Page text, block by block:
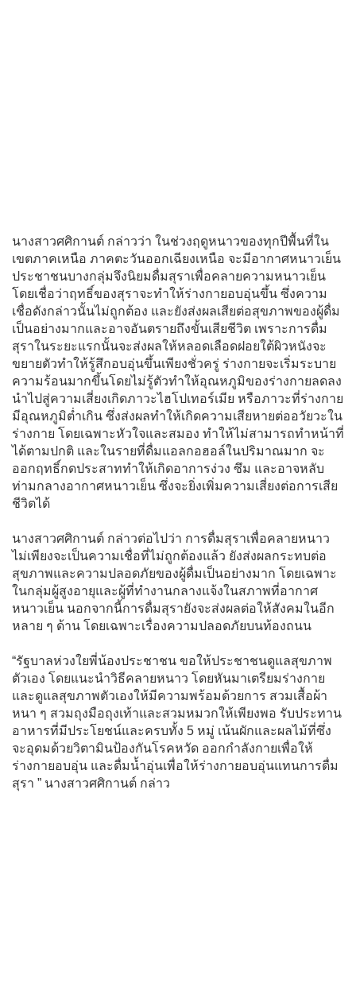
นางสาวศศิกานต์ กล่าวว่า ในช่วงฤดูหนาวของทุกปีพื้นที่ใน
เขตภาคเหนือ ภาคตะวันออกเฉียงเหนือ จะมีอากาศหนาวเย็น
ประชาชนบางกลุ่มจึงนิยมดื่มสุราเพื่อคลายความหนาวเย็น
โดยเชื่อว่าฤทธิ์ของสุราจะทำให้ร่างกายอบอุ่นขึ้น ซึ่งความ
เชื่อดังกล่าวนั้นไม่ถูกต้อง และยังส่งผลเสียต่อสุขภาพของผู้ดื่ม
เป็นอย่างมากและอาจอันตรายถึงขั้นเสียชีวิต เพราะการดื่ม
สุราในระยะแรกนั้นจะส่งผลให้หลอดเลือดฝอยใต้ผิวหนังจะ
ขยายตัวทำให้รู้สึกอบอุ่นขึ้นเพียงชั่วครู่ ร่างกายจะเริ่มระบาย
ความร้อนมากขึ้นโดยไม่รู้ตัวทำให้อุณหภูมิของร่างกายลดลง
นำไปสู่ความเสี่ยงเกิดภาวะไฮโปเทอร์เมีย หรือภาวะที่ร่างกาย
มีอุณหภูมิต่ำเกิน ซึ่งส่งผลทำให้เกิดความเสียหายต่ออวัยวะใน
ร่างกาย โดยเฉพาะหัวใจและสมอง ทำให้ไม่สามารถทำหน้าที่
ได้ตามปกติ และในรายที่ดื่มแอลกอฮอล์ในปริมาณมาก จะ
ออกฤทธิ์กดประสาททำให้เกิดอาการง่วง ซึม และอาจหลับ
ท่ามกลางอากาศหนาวเย็น ซึ่งจะยิ่งเพิ่มความเสี่ยงต่อการเสีย
ชีวิตได้
นางสาวศศิกานต์ กล่าวต่อไปว่า การดื่มสุราเพื่อคลายหนาว
ไม่เพียงจะเป็นความเชื่อที่ไม่ถูกต้องแล้ว ยังส่งผลกระทบต่อ
สุขภาพและความปลอดภัยของผู้ดื่มเป็นอย่างมาก โดยเฉพาะ
ในกลุ่มผู้สูงอายุและผู้ที่ทำงานกลางแจ้งในสภาพที่อากาศ
หนาวเย็น นอกจากนี้การดื่มสุรายังจะส่งผลต่อให้สังคมในอีก
หลาย ๆ ด้าน โดยเฉพาะเรื่องความปลอดภัยบนท้องถนน
“รัฐบาลห่วงใยพี่น้องประชาชน ขอให้ประชาชนดูแลสุขภาพ
ตัวเอง โดยแนะนำวิธีคลายหนาว โดยหันมาเตรียมร่างกาย
และดูแลสุขภาพตัวเองให้มีความพร้อมด้วยการ สวมเสื้อผ้า
หนา ๆ สวมถุงมือถุงเท้าและสวมหมวกให้เพียงพอ รับประทาน
อาหารที่มีประโยชน์และครบทั้ง 5 หมู่ เน้นผักและผลไม้ที่ซึ่ง
จะอุดมด้วยวิตามินป้องกันโรคหวัด ออกกำลังกายเพื่อให้
ร่างกายอบอุ่น และดื่มน้ำอุ่นเพื่อให้ร่างกายอบอุ่นแทนการดื่ม
สุรา ” นางสาวศศิกานต์ กล่าว